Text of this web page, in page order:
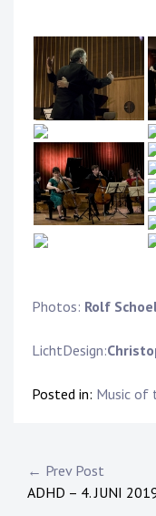
Photos: Rolf
LichtDesign:
Posted in: Music of
Post
← Prev Post
ADHD – 4. JUNI